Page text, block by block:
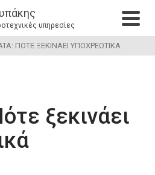
υπηρεσίες
ΠΌΤΕ ΞΕΚΙΝΆΕΙ ΥΠΟΧΡΕΩΤΙΚΆ
ξεκινάει